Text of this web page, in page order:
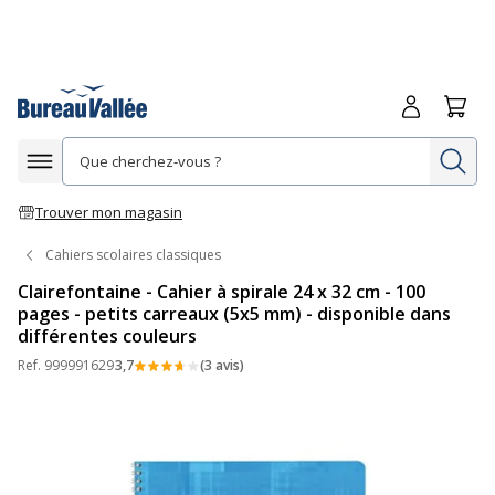
Afficher la navigation
Trouver mon magasin
Me
Cahiers scolaires classiques
Clairefontaine - Cahier à spirale 24 x 32 cm - 100
pages - petits carreaux (5x5 mm) - disponible dans
différentes couleurs
Ref. 9999916293,7 (3 avis)